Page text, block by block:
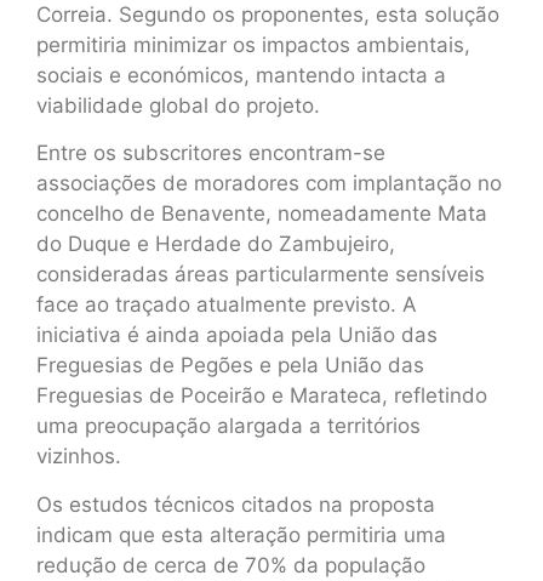
Correia. Segundo os proponentes, esta solução
permitiria minimizar os impactos ambientais,
sociais e económicos, mantendo intacta a
viabilidade global do projeto.
Entre os subscritores encontram-se
associações de moradores com implantação no
concelho de Benavente, nomeadamente Mata
do Duque e Herdade do Zambujeiro,
consideradas áreas particularmente sensíveis
face ao traçado atualmente previsto. A
iniciativa é ainda apoiada pela União das
Freguesias de Pegões e pela União das
Freguesias de Poceirão e Marateca, refletindo
uma preocupação alargada a territórios
vizinhos.
Os estudos técnicos citados na proposta
indicam que esta alteração permitiria uma
redução de cerca de 70% da população